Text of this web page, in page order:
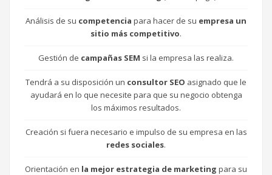
Análisis de su competencia para hacer de su empresa un
sitio más competitivo.
Gestión de campañas SEM si la empresa las realiza.
Tendrá a su disposición un consultor SEO asignado que le
ayudará en lo que necesite para que su negocio obtenga
los máximos resultados.
Creación si fuera necesario e impulso de su empresa en las
redes sociales.
Orientación en la mejor estrategia de marketing para su